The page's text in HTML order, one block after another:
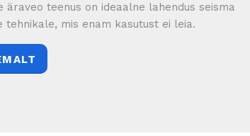
äraveo teenus on ideaalne lahendus seisma
tehnikale, mis enam kasutust ei leia.